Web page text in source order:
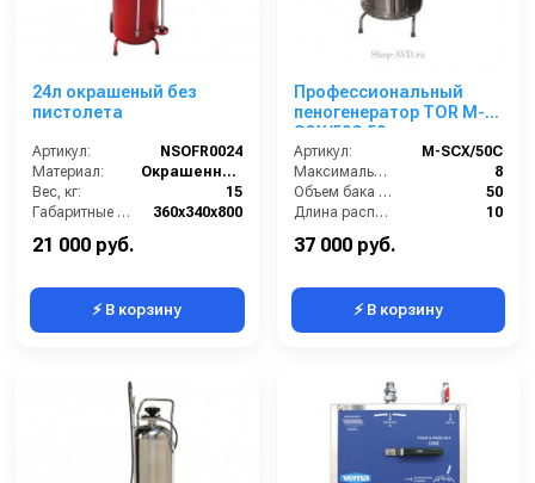
24л окрашеный без
пистолета
Артикул:
NSOFR0024
Материал:
Окрашенная сталь
Вес, кг:
15
Габаритные размеры, мм:
360x340x800
21 000 руб.
⚡ В корзину
Профессиональный
пеногенератор TOR M-
SCX/50C 50 л
(нержавеюшая сталь)
Артикул:
М-SCX/50C
Максимальное давление (бар):
8
Объем бака (л):
50
Длина распылительного шланга (м):
10
Длина распылителя (мм):
37 000 руб.
⚡ В корзину